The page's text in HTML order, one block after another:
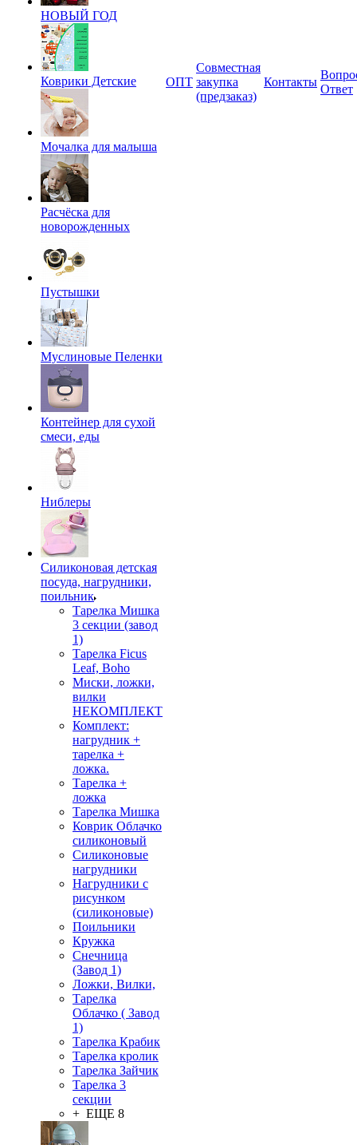
НОВЫЙ ГОД
Коврики Детские
Мочалка для малыша
Расчёска для
новорожденных
Пустышки
Муслиновые Пеленки
Контейнер для сухой
смеси, еды
Ниблеры
Силиконовая детская
посуда, нагрудники,
поильник
Тарелка Мишка
3 секции (завод
1)
Тарелка Ficus
Leaf, Boho
Миски, ложки,
вилки
НЕКОМПЛЕКТ
Комплект:
нагрудник +
тарелка +
ложка.
Тарелка +
ложка
Тарелка Мишка
Коврик Облачко
силиконовый
Силиконовые
нагрудники
Нагрудники с
рисунком
(силиконовые)
Поильники
Кружка
Снечница
(Завод 1)
Ложки, Вилки,
Тарелка
Облачко ( Завод
1)
Тарелка Крабик
Тарелка кролик
Тарелка Зайчик
Тарелка 3
секции
+ ЕЩЕ 8
ОПТ
Совместная
закупка
(предзаказ)
Контакты
Ответ